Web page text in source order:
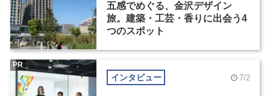
五感でめぐる、金沢デザイン
旅。建築・工芸・香りに出会う4
つのスポット
インタビュー 7/2
PR